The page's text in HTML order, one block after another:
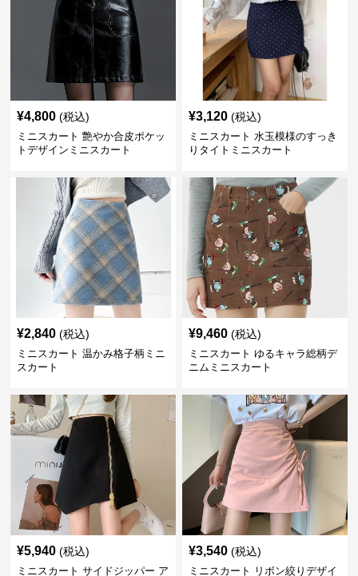
¥4,800 (税込)
ミニスカート 艶やか合皮ポケッ
トデザインミニスカート
¥3,120 (税込)
ミニスカート 水玉模様のすっき
りタイトミニスカート
¥2,840 (税込)
ミニスカート 温かみ格子柄ミニ
スカート
¥9,460 (税込)
ミニスカート ゆるキャラ総柄デ
ニムミニスカート
¥5,940 (税込)
ミニスカート サイドジッパー ア
¥3,540 (税込)
ミニスカート リボン絞りデザイ